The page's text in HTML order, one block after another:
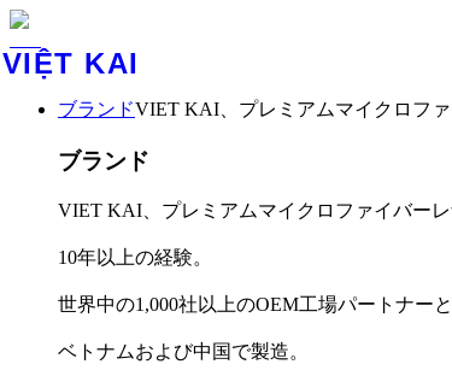
VIỆT KAI
ブランドVIET KAI、プレミアムマイクロフ
ブランド
VIET KAI、プレミアムマイクロファイバー
10年以上の経験。
世界中の1,000社以上のOEM工場パートナーと
ベトナムおよび中国で製造。